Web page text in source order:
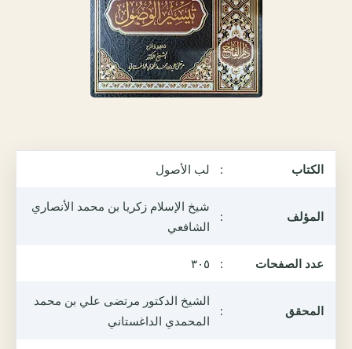
الكتاب : لب الأصول
المؤلف :
شيخ الإسلام زكريا بن محمد الأنصاري
الشافعي
عدد الصفحات : ٣٠٥
المحقق :
الشيخ الدكتور مرتضى علي بن محمد
المحمدي الداغستاني